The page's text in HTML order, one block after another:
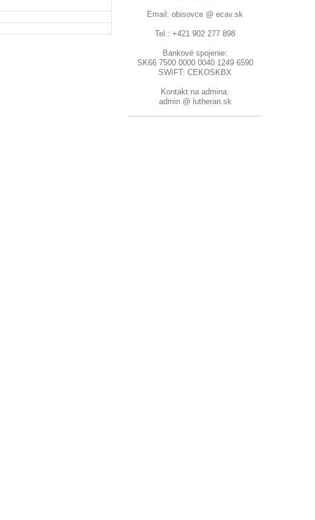
Email: obisovce @ ecav.sk
Tel.: +421 902 277 898
Bankové spojenie:
SK66 7500 0000 0040 1249 6590
SWIFT: CEKOSKBX
Kontakt na admina:
admin @ lutheran.sk